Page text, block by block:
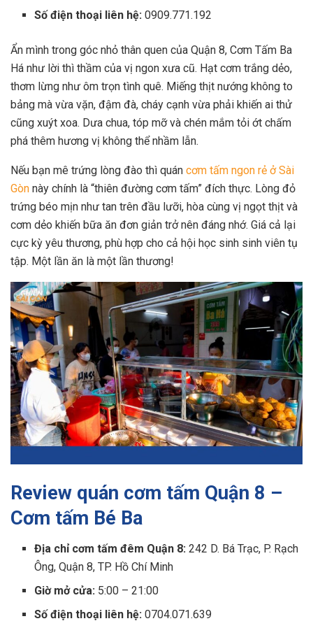
Số điện thoại liên hệ: 0909.771.192
Ẩn mình trong góc nhỏ thân quen của Quận 8, Cơm Tấm Ba
Há như lời thì thầm của vị ngon xưa cũ. Hạt cơm trắng dẻo,
thơm lừng như ôm trọn tình quê. Miếng thịt nướng không to
bảng mà vừa vặn, đậm đà, cháy cạnh vừa phải khiến ai thử
cũng xuýt xoa. Dưa chua, tóp mỡ và chén mắm tỏi ớt chấm
phá thêm hương vị không thể nhầm lẫn.
Nếu bạn mê trứng lòng đào thì quán cơm tấm ngon rẻ ở Sài
Gòn này chính là “thiên đường cơm tấm” đích thực. Lòng đỏ
trứng béo mịn như tan trên đầu lưỡi, hòa cùng vị ngọt thịt và
cơm dẻo khiến bữa ăn đơn giản trở nên đáng nhớ. Giá cả lại
cực kỳ yêu thương, phù hợp cho cả hội học sinh sinh viên tụ
tập. Một lần ăn là một lần thương!
Review quán cơm tấm Quận 8 –
Cơm tấm Bé Ba
Địa chỉ cơm tấm đêm Quận 8:242 D. Bá Trạc, P. Rạch
Ông, Quận 8, TP. Hồ Chí Minh
Giờ mở cửa: 5:00 – 21:00
Số điện thoại liên hệ:0704.071.639